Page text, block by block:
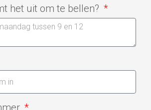
het uit om te bellen?